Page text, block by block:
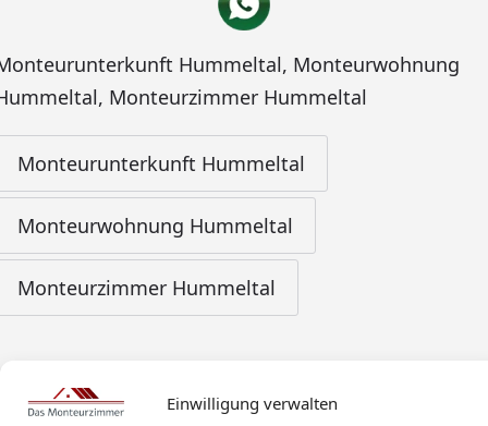
Einwilligung verwalten
Hummeltal, Monteurwohnung
, Monteurzimmer Hummeltal
Monteurunterkunft Hummeltal
Monteurwohnung Hummeltal
Monteurzimmer Hummeltal